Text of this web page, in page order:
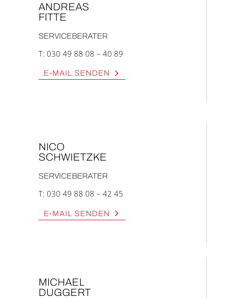
ANDRE­AS
FIT­TE
SERVICEBERATER
T: 030 49 88 08 – 40 89
E‑MAIL SEN­DEN
NICO
SCHWIETZ­KE
SERVICEBERATER
T: 030 49 88 08 – 42 45
E‑MAIL SEN­DEN
MICHA­EL
DUG­GERT